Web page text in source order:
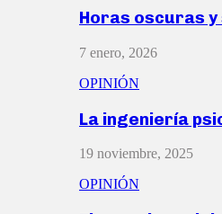
Horas oscuras
7 enero, 2026
OPINIÓN
La ingeniería
19 noviembre, 2025
OPINIÓN